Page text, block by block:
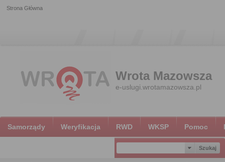
Strona Główna
Wrota Mazowsza
e-uslugi.wrotamazowsza.pl
Samorządy Weryfikacja RWD WKSP Pomoc